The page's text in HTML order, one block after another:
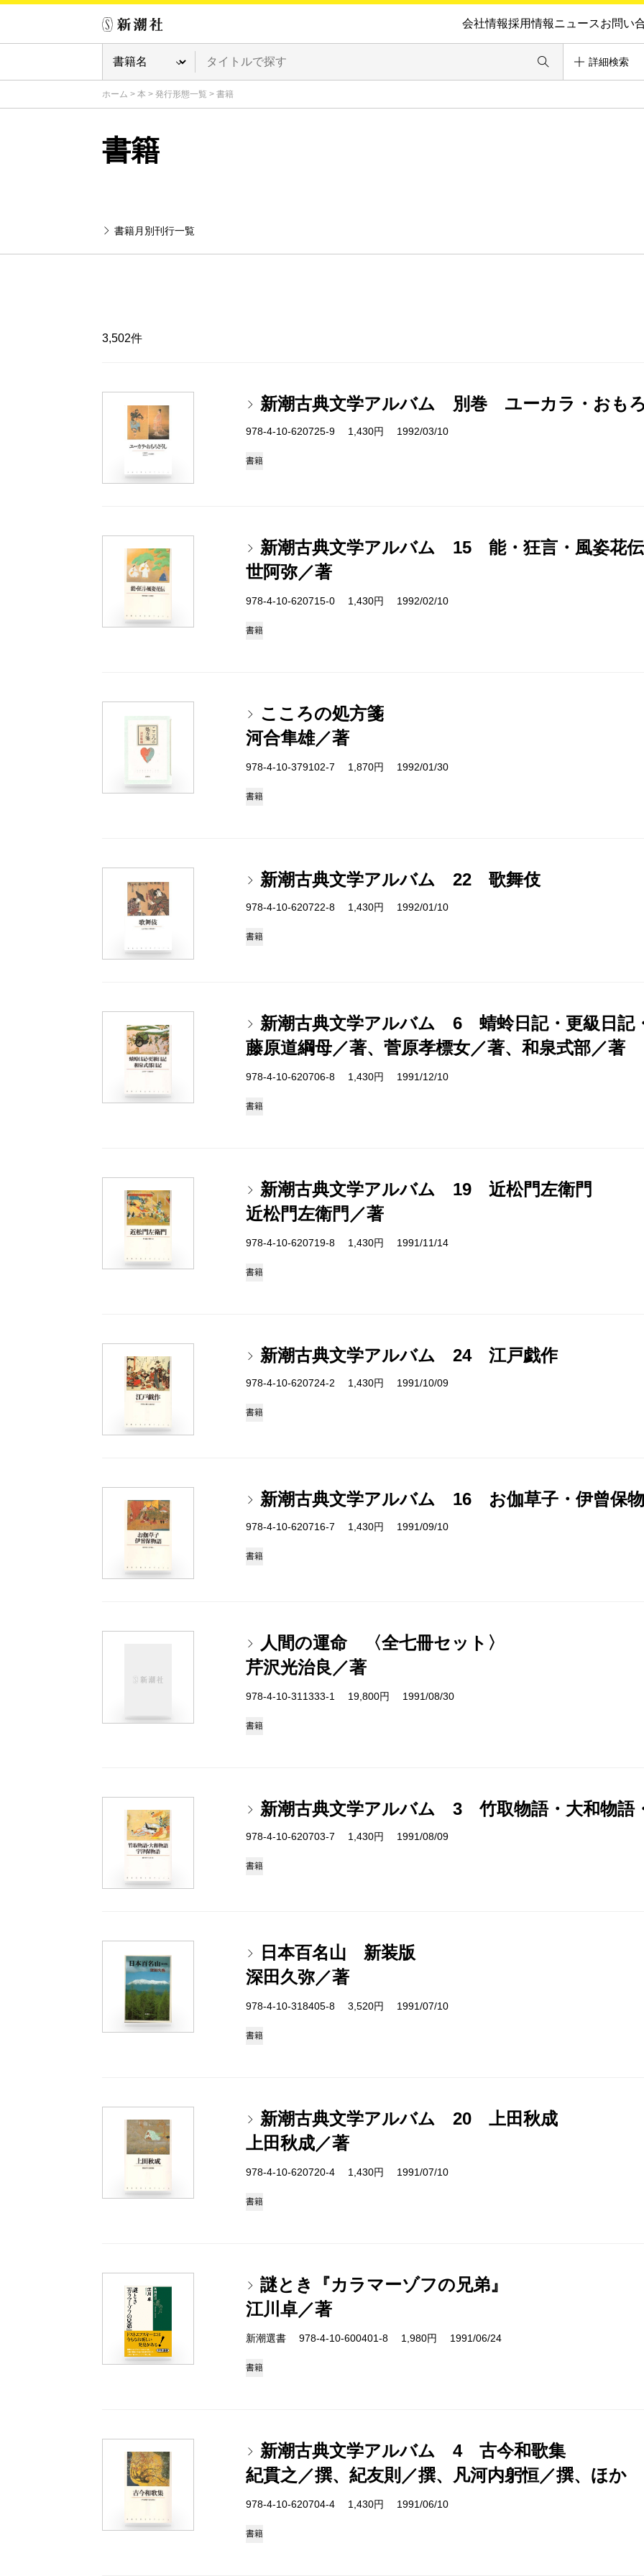
会社情報採用情報ニュースお問い
詳細検索
ホーム > 本 > 発行形態一覧 > 書籍
書籍
書籍月別刊行一覧
3,502件
新潮古典文学アルバム 別巻 ユーカラ・おも
978-4-10-620725-9 1,430円 1992/03/10
書籍
新潮古典文学アルバム 15 能・狂言・風姿花伝
世阿弥／著
978-4-10-620715-0 1,430円 1992/02/10
書籍
こころの処方箋
河合隼雄／著
978-4-10-379102-7 1,870円 1992/01/30
書籍
新潮古典文学アルバム 22 歌舞伎
978-4-10-620722-8 1,430円 1992/01/10
書籍
新潮古典文学アルバム 6 蜻蛉日記・更級日記
藤原道綱母／著、菅原孝標女／著、和泉式部／著
978-4-10-620706-8 1,430円 1991/12/10
書籍
新潮古典文学アルバム 19 近松門左衛門
近松門左衛門／著
978-4-10-620719-8 1,430円 1991/11/14
書籍
新潮古典文学アルバム 24 江戸戯作
978-4-10-620724-2 1,430円 1991/10/09
書籍
新潮古典文学アルバム 16 お伽草子・伊曾保
978-4-10-620716-7 1,430円 1991/09/10
書籍
人間の運命 〈全七冊セット〉
芹沢光治良／著
978-4-10-311333-1 19,800円 1991/08/30
書籍
新潮古典文学アルバム 3 竹取物語・大和物語
978-4-10-620703-7 1,430円 1991/08/09
書籍
日本百名山 新装版
深田久弥／著
978-4-10-318405-8 3,520円 1991/07/10
書籍
新潮古典文学アルバム 20 上田秋成
上田秋成／著
978-4-10-620720-4 1,430円 1991/07/10
書籍
謎とき『カラマーゾフの兄弟』
江川卓／著
新潮選書 978-4-10-600401-8 1,980円 1991/06/24
書籍
新潮古典文学アルバム 4 古今和歌集
紀貫之／撰、紀友則／撰、凡河内躬恒／撰、ほか
978-4-10-620704-4 1,430円 1991/06/10
書籍